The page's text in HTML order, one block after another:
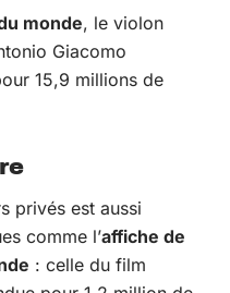
monde, le violon
Giacomo
15,9 millions de
privés est aussi
comme l’affiche de
: celle du film